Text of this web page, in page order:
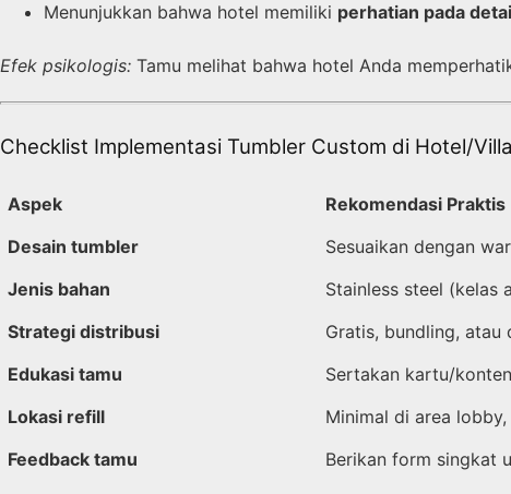
Menunjukkan bahwa hotel memiliki perhatian pada
Efek psikologis: Tamu melihat bahwa hotel Anda
Checklist Implementasi Tumbler Custom di Hotel/
Aspek
Rekomendasi Praktis
Desain tumbler
Sesuaikan dengan
Jenis bahan
Stainless steel (kelas
Strategi distribusi
Gratis, bundling, atau
Edukasi tamu
Sertakan kartu/
Lokasi refill
Minimal di area
Feedback tamu
Berikan form singkat